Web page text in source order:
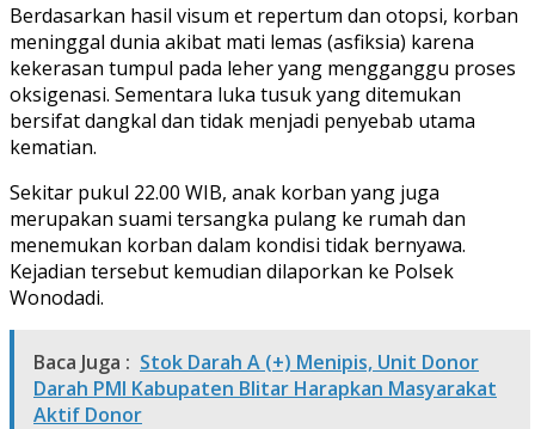
Berdasarkan hasil visum et repertum dan otopsi, korban
meninggal dunia akibat mati lemas (asfiksia) karena
kekerasan tumpul pada leher yang mengganggu proses
oksigenasi. Sementara luka tusuk yang ditemukan
bersifat dangkal dan tidak menjadi penyebab utama
kematian.
Sekitar pukul 22.00 WIB, anak korban yang juga
merupakan suami tersangka pulang ke rumah dan
menemukan korban dalam kondisi tidak bernyawa.
Kejadian tersebut kemudian dilaporkan ke Polsek
Wonodadi.
Baca Juga : Stok Darah A (+) Menipis, Unit Donor
Darah PMI Kabupaten Blitar Harapkan Masyarakat
Aktif Donor